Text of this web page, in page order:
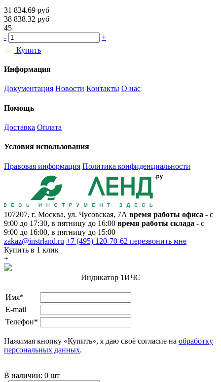
31 834.69 руб
38 838.32 руб
45
-
+
Купить
Информация
Документация Новости Контакты О нас
Помощь
Доставка Оплата
Условия использования
Правовая информация Политика конфиденциальности
107207, г. Москва, ул. Чусовская, 7А время работы офиса - с
9:00 до 17:30, в пятницу до 16:00 время работы склада - с
9:00 до 16:00, в пятницу до 15:00
zakaz@instrland.ru +7 (495) 120-70-62 перезвонить мне
Купить в 1 клик
+
Индикатор 1ИЧС
Имя*
E-mail
Телефон*
Нажимая кнопку «Купить», я даю своё согласие на обработку
персональных данных.
В наличии: 0 шт